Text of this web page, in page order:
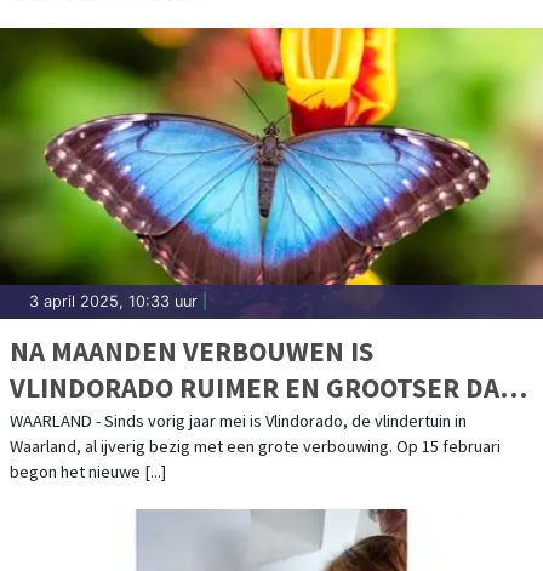
3 april 2025, 10:33 uur
NA MAANDEN VERBOUWEN IS
VLINDORADO RUIMER EN GROOTSER DAN
OOIT
WAARLAND - Sinds vorig jaar mei is Vlindorado, de vlindertuin in
Waarland, al ijverig bezig met een grote verbouwing. Op 15 februari
begon het nieuwe [...]